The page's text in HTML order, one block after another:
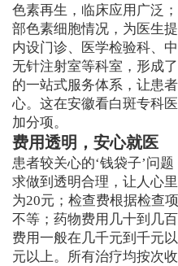
色素再生，临床应用广泛
部色素细胞情况，为医生
内设门诊、医学检验科、
无针注射室等科室，形成
的一站式服务体系，让患
心。这在安徽看白斑专科
加分项。
费用透明，安心就医
患者较关心的‘钱袋子’问
求做到透明合理，让人心
为20元；检查费根据检查
不等；药物费用几十到几
费用一般在几千元到千元
元以上。所有治疗均按次